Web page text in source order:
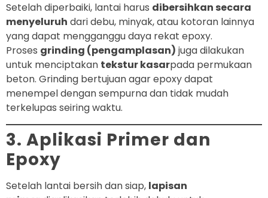
Setelah diperbaiki, lantai harus dibersihkan secara
menyeluruh dari debu, minyak, atau kotoran lainnya
yang dapat mengganggu daya rekat epoxy.
Proses grinding (pengamplasan) juga dilakukan
untuk menciptakan tekstur kasarpada permukaan
beton. Grinding bertujuan agar epoxy dapat
menempel dengan sempurna dan tidak mudah
terkelupas seiring waktu.
3. Aplikasi Primer dan
Epoxy
Setelah lantai bersih dan siap, lapisan